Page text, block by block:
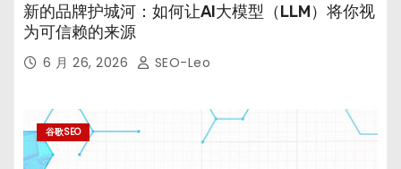
新的品牌护城河：如何让AI大模型（LLM）将你视
为可信赖的来源
6 月 26, 2026 SEO-Leo
谷歌SEO